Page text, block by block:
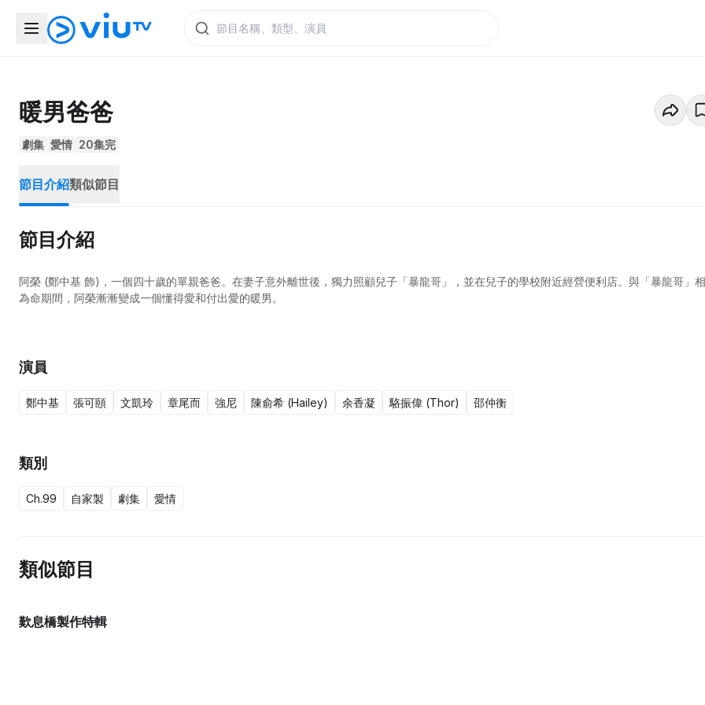
暖男爸爸
劇集 愛情 20集完
節目介紹類似節目
節目介紹
阿榮 (鄭中基 飾)，一個四十歲的單親爸爸。在妻子意外離世後，獨力照顧兒子「暴龍哥」，並在兒子的學校附近經營便利店。與「暴龍哥」
為命期間，阿榮漸漸變成一個懂得愛和付出愛的暖男。
演員
鄭中基 張可頤 文凱玲 章尾而 強尼 陳俞希 (Hailey) 余香凝 駱振偉 (Thor) 邵仲衡
類別
Ch.99 自家製 劇集 愛情
類似節目
歎息橋製作特輯